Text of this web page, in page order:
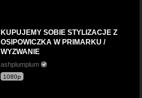
KUPUJEMY SOBIE STYLIZACJE Z
OSIPOWICZKA W PRIMARKU /
WYZWANIE
ashplumplum
1080p